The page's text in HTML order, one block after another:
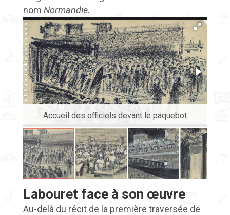
nom Normandie.
Accueil des officiels devant le paquebot
Labouret face à son œuvre
Au-delà du récit de la première traversée de